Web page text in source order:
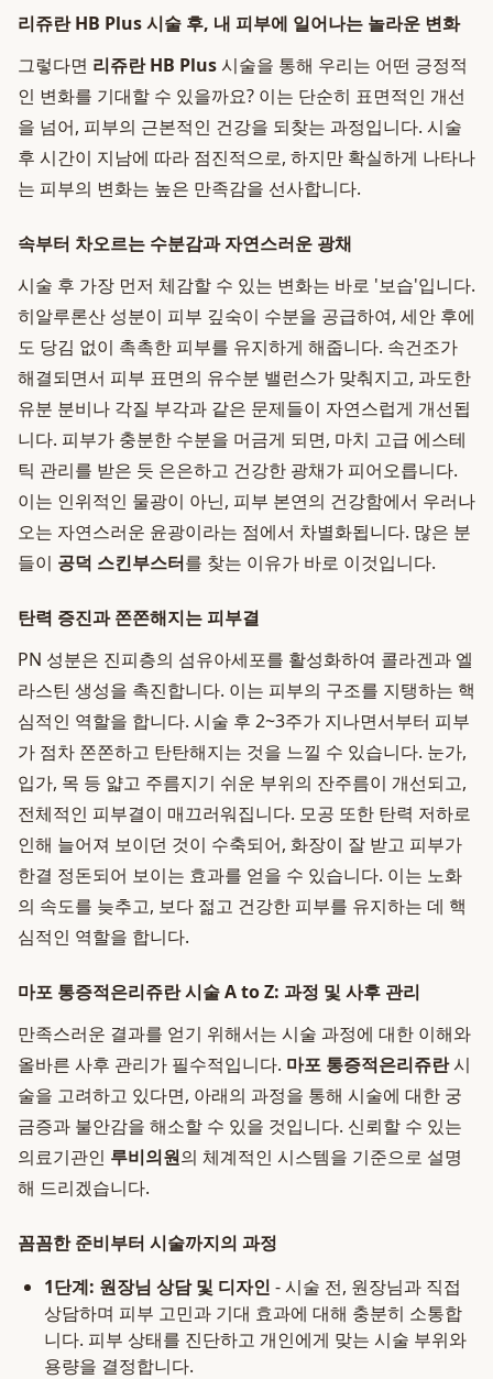
리쥬란 HB Plus 시술 후, 내 피부에 일어나는 놀라운 변화
그렇다면 리쥬란 HB Plus시술을 통해 우리는 어떤 긍정적
인 변화를 기대할 수 있을까요? 이는 단순히 표면적인 개선
을 넘어, 피부의 근본적인 건강을 되찾는 과정입니다. 시술
후 시간이 지남에 따라 점진적으로, 하지만 확실하게 나타나
는 피부의 변화는 높은 만족감을 선사합니다.
속부터 차오르는 수분감과 자연스러운 광채
시술 후 가장 먼저 체감할 수 있는 변화는 바로 '보습'입니다.
히알루론산 성분이 피부 깊숙이 수분을 공급하여, 세안 후에
도 당김 없이 촉촉한 피부를 유지하게 해줍니다. 속건조가
해결되면서 피부 표면의 유수분 밸런스가 맞춰지고, 과도한
유분 분비나 각질 부각과 같은 문제들이 자연스럽게 개선됩
니다. 피부가 충분한 수분을 머금게 되면, 마치 고급 에스테
틱 관리를 받은 듯 은은하고 건강한 광채가 피어오릅니다.
이는 인위적인 물광이 아닌, 피부 본연의 건강함에서 우러나
오는 자연스러운 윤광이라는 점에서 차별화됩니다. 많은 분
들이 공덕 스킨부스터를 찾는 이유가 바로 이것입니다.
탄력 증진과 쫀쫀해지는 피부결
PN 성분은 진피층의 섬유아세포를 활성화하여 콜라겐과 엘
라스틴 생성을 촉진합니다. 이는 피부의 구조를 지탱하는 핵
심적인 역할을 합니다. 시술 후 2~3주가 지나면서부터 피부
가 점차 쫀쫀하고 탄탄해지는 것을 느낄 수 있습니다. 눈가,
입가, 목 등 얇고 주름지기 쉬운 부위의 잔주름이 개선되고,
전체적인 피부결이 매끄러워집니다. 모공 또한 탄력 저하로
인해 늘어져 보이던 것이 수축되어, 화장이 잘 받고 피부가
한결 정돈되어 보이는 효과를 얻을 수 있습니다. 이는 노화
의 속도를 늦추고, 보다 젊고 건강한 피부를 유지하는 데 핵
심적인 역할을 합니다.
마포 통증적은리쥬란 시술 A to Z: 과정 및 사후 관리
만족스러운 결과를 얻기 위해서는 시술 과정에 대한 이해와
올바른 사후 관리가 필수적입니다. 마포 통증적은리쥬란시
술을 고려하고 있다면, 아래의 과정을 통해 시술에 대한 궁
금증과 불안감을 해소할 수 있을 것입니다. 신뢰할 수 있는
의료기관인 루비의원의 체계적인 시스템을 기준으로 설명
해 드리겠습니다.
꼼꼼한 준비부터 시술까지의 과정
1단계: 원장님 상담 및 디자인 - 시술 전, 원장님과 직접
상담하며 피부 고민과 기대 효과에 대해 충분히 소통합
니다. 피부 상태를 진단하고 개인에게 맞는 시술 부위와
용량을 결정합니다.